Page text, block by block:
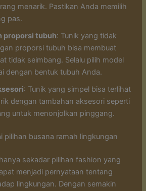
menarik. Pastikan Anda memilih
pas.
proporsi tubuh: Tunik yang tidak
proporsi tubuh bisa membuat
tidak seimbang. Selalu pilih model
dengan bentuk tubuh Anda.
: Tunik yang simpel bisa terlihat
dengan tambahan aksesori seperti
untuk menonjolkan pinggang.
pilihan busana ramah lingkungan
sekadar pilihan fashion yang
menjadi pernyataan tentang
lingkungan. Dengan semakin